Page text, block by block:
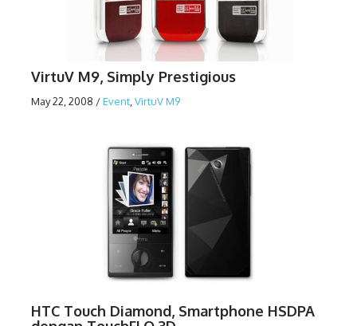
VirtuV M9, Simply Prestigious
May 22, 2008 /Event VirtuV M9
HTC Touch Diamond, Smartphone HSDPA